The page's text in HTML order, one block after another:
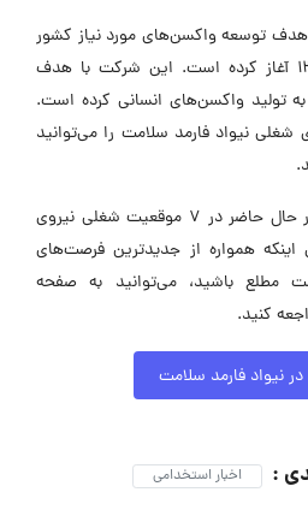
هدف توسعه واکسن‌های مورد نیاز کشور
فعالیت خود را از سال ۱۳۹۷ آغاز کرده است. این شرکت با هدف
به تولید واکسن‌های انسانی کرده است.
نیواد فارمد سلامت را می‌توانید
نیواد فارمد سلامت در حال حاضر در ۷ موقعیت شغلی نیروی
همواره از جدیدترین فرصت‌های
مطلع باشید، می‌توانید به صفحه
کنید.
نیواد فارمد سلامت
: اخبار استخدامی